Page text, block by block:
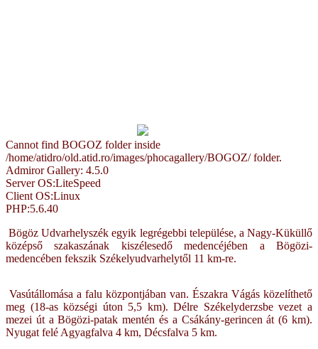
Cannot find BOGOZ folder inside
/home/atidro/old.atid.ro/images/phocagallery/BOGOZ/ folder.
Admiror Gallery: 4.5.0
Server OS:LiteSpeed
Client OS:Linux
PHP:5.6.40
Bögöz Udvarhelyszék egyik legrégebbi települése, a Nagy-Küküllő
középső szakaszának kiszélesedő medencéjében a Bögözi-
medencében fekszik Székelyudvarhelytől 11 km-re.
Vasútállomása a falu központjában van. Északra Vágás közelíthető
meg (18-as községi úton 5,5 km). Délre Székelyderzsbe vezet a
mezei út a Bögözi-patak mentén és a Csákány-gerincen át (6 km).
Nyugat felé Agyagfalva 4 km, Décsfalva 5 km.